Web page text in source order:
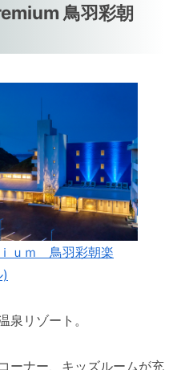
鳥羽彩朝
ｕｍ 鳥羽彩朝楽
泉リゾート。
ーナー、キッズルームが充